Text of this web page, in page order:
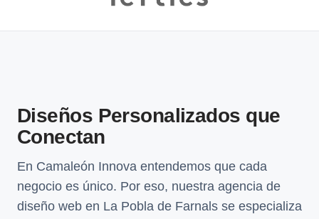
Diseños Personalizados que
Conectan
En Camaleón Innova entendemos que cada
negocio es único. Por eso, nuestra agencia de
diseño web en La Pobla de Farnals se especializa